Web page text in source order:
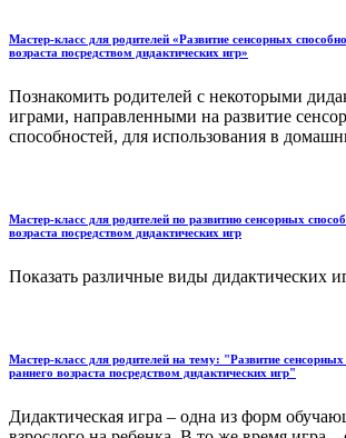
Мастер-класс для родителей «Развитие сенсорных
возраста посредством дидактических игр»
Познакомить родителей с некоторыми
играми, направленными на развитие
способностей, для использования в
Мастер-класс для родителей по развитию сенсорных
возраста посредством дидактических игр
Показать различные виды дидактических
Мастер-класс для родителей на тему: "Развитие сенсорных
раннего возраста посредством дидактических игр"
Дидактическая игра – одна из форм